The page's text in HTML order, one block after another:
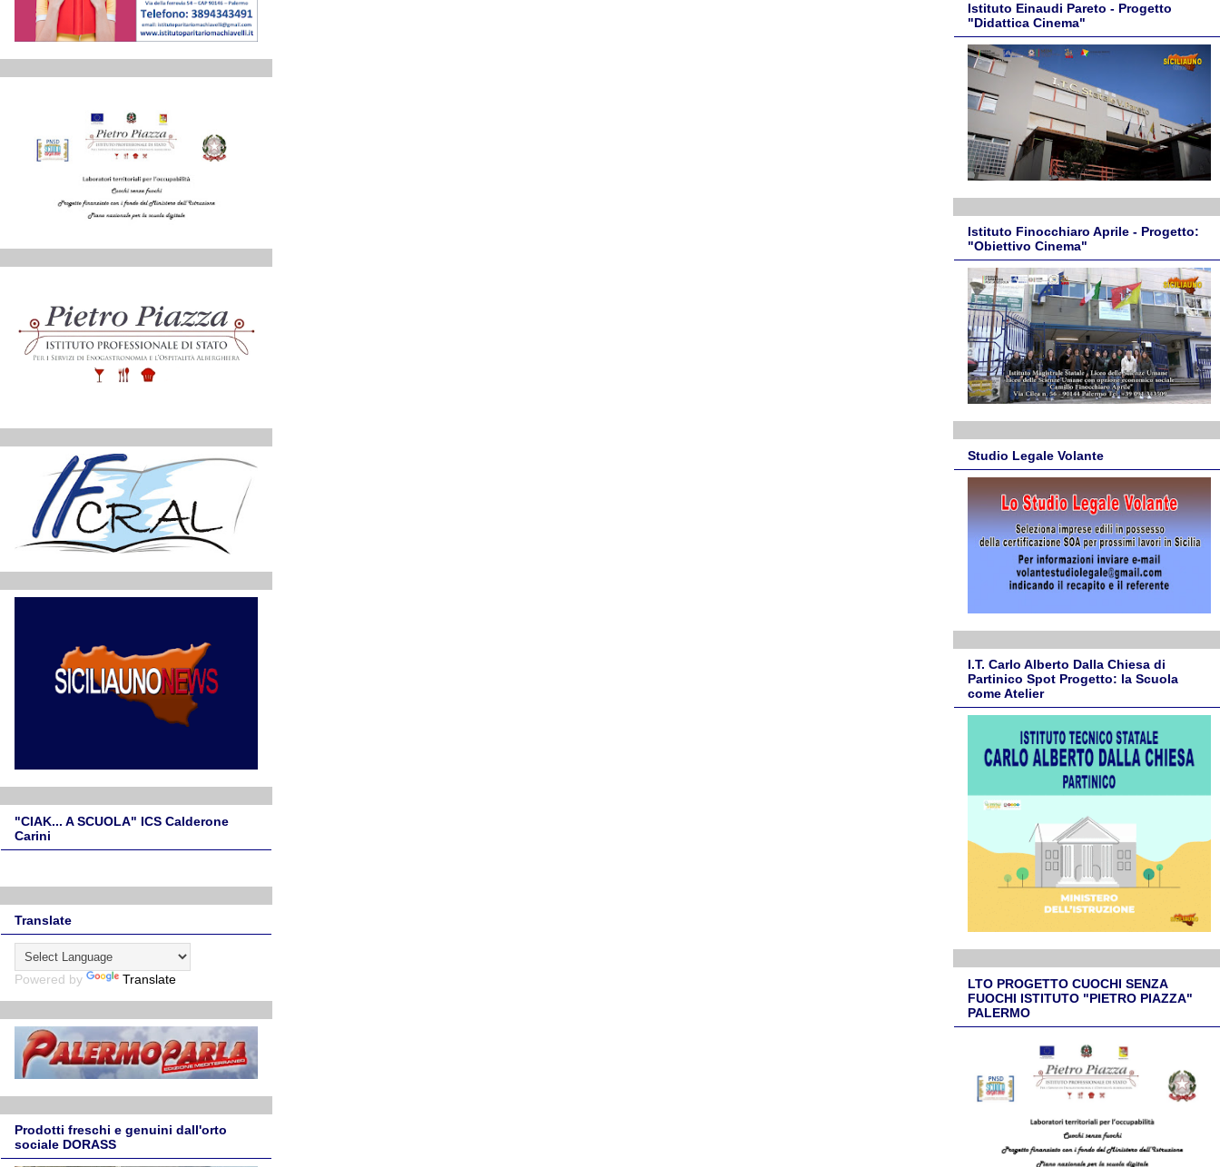
"CIAK... A SCUOLA" ICS Calderone
Carini
Translate
Powered by Translate
Prodotti freschi e genuini dall'orto
sociale DORASS
Istituto Einaudi Pareto - Progetto
"Didattica Cinema"
Istituto Finocchiaro Aprile - Progetto:
"Obiettivo Cinema"
Studio Legale Volante
I.T. Carlo Alberto Dalla Chiesa di
Partinico Spot Progetto: la Scuola
come Atelier
LTO PROGETTO CUOCHI SENZA
FUOCHI ISTITUTO "PIETRO PIAZZA"
PALERMO